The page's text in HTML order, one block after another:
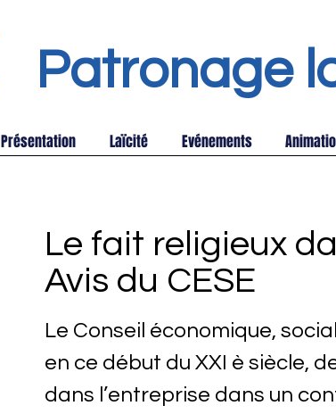
Patronage
Présentation Laïcité Evénements
Le fait religieux
Avis du CESE
Le Conseil économique,
en ce début du XXI è siècle,
dans l’entreprise dans un